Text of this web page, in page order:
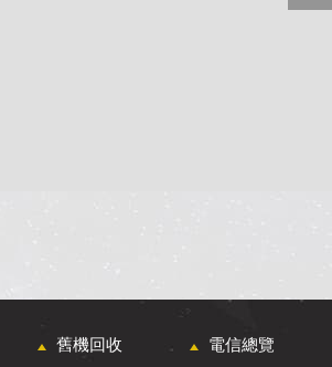
舊機回收 電信總覽